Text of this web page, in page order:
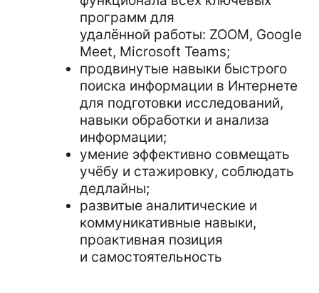
программ для
удалённой работы: ZOOM, Google
Meet, Microsoft Teams;
продвинутые навыки быстрого
поиска информации в Интернете
для подготовки исследований,
навыки обработки и анализа
информации;
умение эффективно совмещать
учёбу и стажировку, соблюдать
дедлайны;
развитые аналитические и
коммуникативные навыки,
проактивная позиция
и самостоятельность